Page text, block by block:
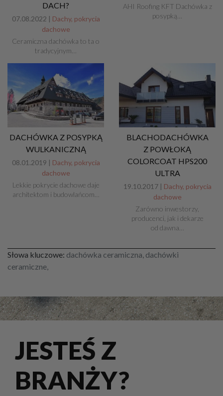
DACH?
07.08.2022 | Dachy, pokrycia
dachowe
Ceramiczna dachówka to ta o
tradycyjnym…
AHI Roofing KFT Dachówka z
posypką…
DACHÓWKA Z POSYPKĄ
WULKANICZNĄ
08.01.2019 | Dachy, pokrycia
dachowe
Lekkie pokrycie dachowe daje
architektom i budowlańcom…
BLACHODACHÓWKA
Z POWŁOKĄ
COLORCOAT HPS200
ULTRA
19.10.2017 | Dachy, pokrycia
dachowe
Zarówno inwestorzy,
producenci, jak i dekarze
od dawna…
Słowa kluczowe: dachówka ceramiczna, dachówki
ceramiczne,
JESTEŚ Z
BRANŻY?